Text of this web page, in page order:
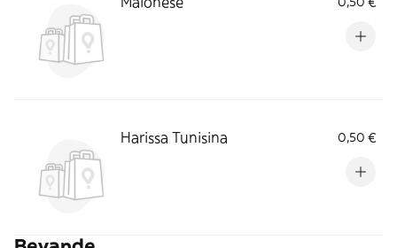
Harissa Tunisina 0,50 €